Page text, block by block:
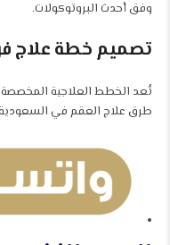
وفق أحدث البروتوكولات.
تصميم خطة علاج
تُعد الخطط العلاجية
طرق علاج العقم في